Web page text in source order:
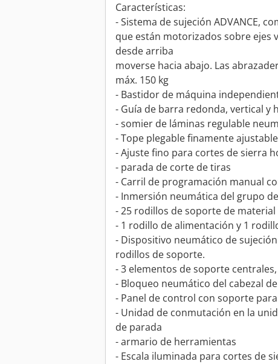
Características:
- Sistema de sujeción ADVANCE,
que están motorizados sobre ejes
desde arriba
moverse hacia abajo. Las
máx. 150 kg
- Bastidor de máquina
- Guía de barra redonda, vertical y
- somier de láminas regulable
- Tope plegable finamente
- Ajuste fino para cortes de sierra
- parada de corte de tiras
- Carril de programación manual
- Inmersión neumática del grupo
- 25 rodillos de soporte de material
- 1 rodillo de alimentación y 1
- Dispositivo neumático de
rodillos de soporte.
- 3 elementos de soporte
- Bloqueo neumático del cabezal
- Panel de control con soporte
- Unidad de conmutación en la
de parada
- armario de herramientas
- Escala iluminada para cortes de